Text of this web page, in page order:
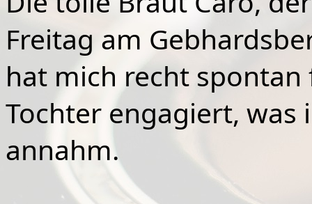
Freitag am
hat mich recht
Tochter engagiert,
annahm.